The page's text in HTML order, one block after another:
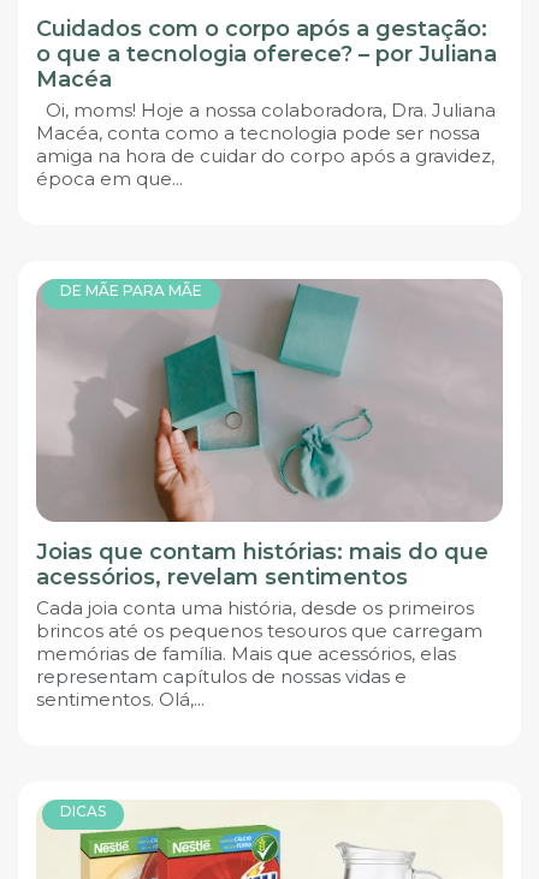
Cuidados com o corpo após a gestação:
o que a tecnologia oferece? – por Juliana
Macéa
Oi, moms! Hoje a nossa colaboradora, Dra. Juliana
Macéa, conta como a tecnologia pode ser nossa
amiga na hora de cuidar do corpo após a gravidez,
época em que...
DE MÃE PARA MÃE
Joias que contam histórias: mais do que
acessórios, revelam sentimentos
Cada joia conta uma história, desde os primeiros
brincos até os pequenos tesouros que carregam
memórias de família. Mais que acessórios, elas
representam capítulos de nossas vidas e
sentimentos. Olá,...
DICAS